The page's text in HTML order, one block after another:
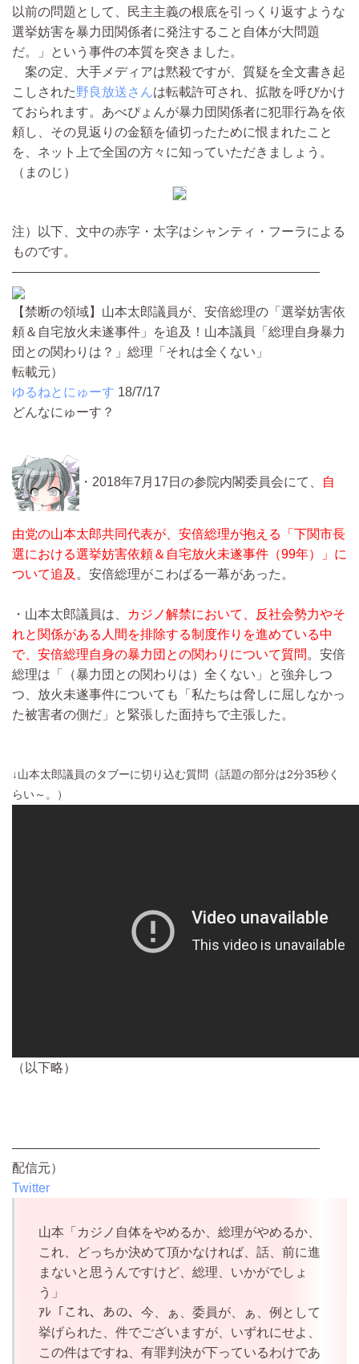
以前の問題として、民主主義の根底を引っくり返すような
選挙妨害を暴力団関係者に発注すること自体が大問題
だ。」という事件の本質を突きました。
案の定、大手メディアは黙殺ですが、質疑を全文書き起
こしされた野良放送さんは転載許可され、拡散を呼びかけ
ておられます。あべぴょんが暴力団関係者に犯罪行為を依
頼し、その見返りの金額を値切ったために恨まれたこと
を、ネット上で全国の方々に知っていただきましょう。
（まのじ）
注）以下、文中の赤字・太字はシャンティ・フーラによる
ものです。
————————————————————————
【禁断の領域】山本太郎議員が、安倍総理の「選挙妨害依
頼＆自宅放火未遂事件」を追及！山本議員「総理自身暴力
団との関わりは？」総理「それは全くない」
転載元）
ゆるねとにゅーす 18/7/17
どんなにゅーす？
・2018年7月17日の参院内閣委員会にて、 自
由党の山本太郎共同代表が、安倍総理が抱える「下関市長
選における選挙妨害依頼＆自宅放火未遂事件（99年）」に
ついて追及 。安倍総理がこわばる一幕があった。
・山本太郎議員は、
カジノ解禁において、反社会勢力やそ
れと関係がある人間を排除する制度作りを進めている中
で、安倍総理自身の暴力団との関わりについて質問 。安倍
総理は「（暴力団との関わりは）全くない」と強弁しつ
つ、放火未遂事件についても「私たちは脅しに屈しなかっ
た被害者の側だ」と緊張した面持ちで主張した。
↓山本太郎議員のタブーに切り込む質問（話題の部分は2分35秒く
らい～。）
（以下略）
————————————————————————
配信元）
Twitter
山本「カジノ自体をやめるか、総理がやめるか、
これ、どっちか決めて頂かなければ、話、前に進
まないと思うんですけど、総理、いかがでしょ
う」
ｱﾚ「これ、あの、今、ぁ、委員が、ぁ、例として
挙げられた、件でございますが、いずれにせよ、
この件はですね、有罪判決が下っているわけであ